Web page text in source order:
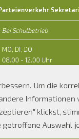
Bei Schulbetrieb
MO, DI, DO
08.00 - 12.00 Uhr
MI und FR
08.00 - 12.00 Uhr
Um die
klickst,
getroffene Auswahl